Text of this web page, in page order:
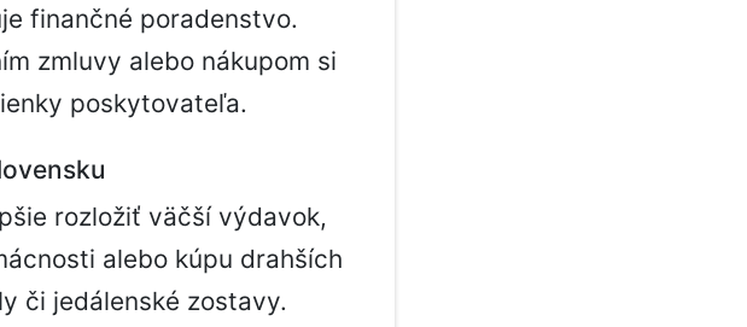
finančné poradenstvo.
zmluvy alebo nákupom si
poskytovateľa.
rozložiť väčší výdavok,
alebo kúpu drahších
či jedálenské zostavy.